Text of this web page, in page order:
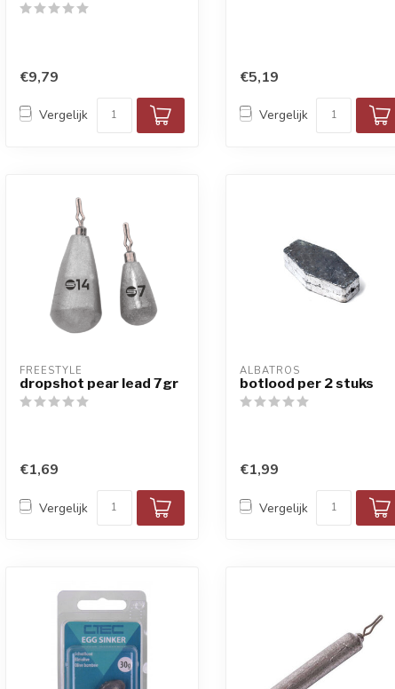
€9,79
Vergelijk
€5,19
Vergelijk
FREESTYLE
dropshot pear lead 7gr
€1,69
Vergelijk
ALBATROS
botlood per 2 stuks
€1,99
Vergelijk